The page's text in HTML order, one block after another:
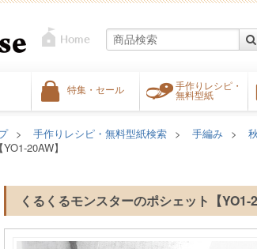
特集・セール
手作りレシピ・
無料型紙
手作りレシピ・無料型紙検索 手編み
20AW】
くるくるモンスターのポシェット【